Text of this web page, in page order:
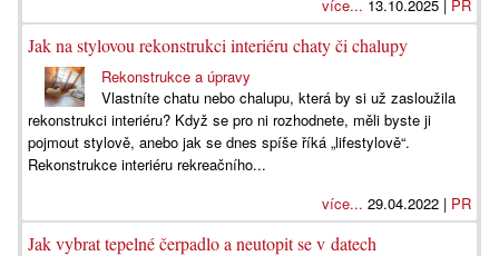
více... 13.10.2025 | PR
Jak na stylovou rekonstrukci interiéru chaty či chalupy
Rekonstrukce a úpravy
Vlastníte chatu nebo chalupu, která by si už zasloužila
rekonstrukci interiéru? Když se pro ni rozhodnete, měli byste ji
pojmout stylově, anebo jak se dnes spíše říká „lifestylově“.
Rekonstrukce interiéru rekreačního...
více... 29.04.2022 | PR
Jak vybrat tepelné čerpadlo a neutopit se v datech